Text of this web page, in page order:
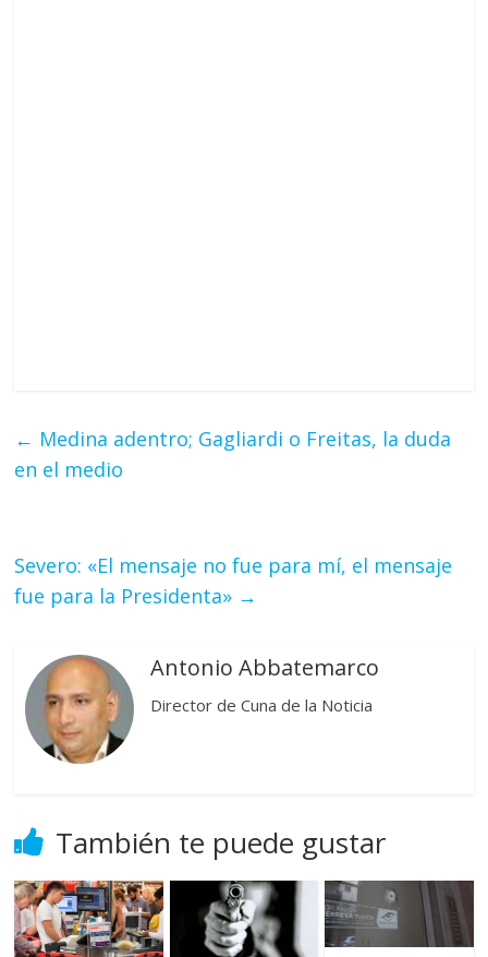
← Medina adentro; Gagliardi o Freitas, la duda
en el medio
Severo: «El mensaje no fue para mí, el mensaje
fue para la Presidenta» →
Antonio Abbatemarco
Director de Cuna de la Noticia
También te puede gustar